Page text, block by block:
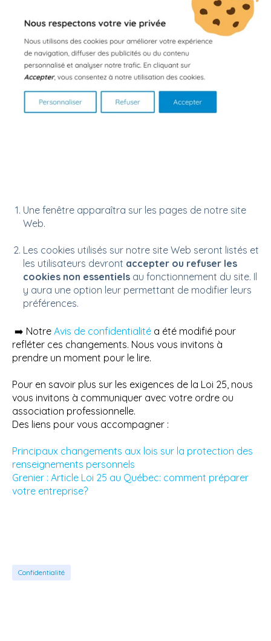
Une fenêtre apparaîtra sur les pages de notre site
Web.
Les cookies utilisés sur notre site Web seront listés et
les utilisateurs devront accepter ou refuser les
cookies non essentielsau fonctionnement du site. Il
y aura une option leur permettant de modifier leurs
préférences.
➡️ Notre Avis de confidentialité a été modifié pour
refléter ces changements. Nous vous invitons à
prendre un moment pour le lire.
Pour en savoir plus sur les exigences de la Loi 25, nous
vous invitons à communiquer avec votre ordre ou
association professionnelle.
Des liens pour vous accompagner :
Principaux changements aux lois sur la protection des
renseignements personnels
Grenier : Article Loi 25 au Québec: comment préparer
votre entreprise?
Confidentialité